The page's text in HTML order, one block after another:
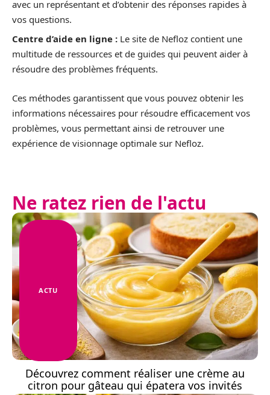
avec un représentant et d’obtenir des réponses rapides à
vos questions.
Centre d’aide en ligne : Le site de Nefloz contient une
multitude de ressources et de guides qui peuvent aider à
résoudre des problèmes fréquents.
Ces méthodes garantissent que vous pouvez obtenir les
informations nécessaires pour résoudre efficacement vos
problèmes, vous permettant ainsi de retrouver une
expérience de visionnage optimale sur Nefloz.
Ne ratez rien de l'actu
ACTU
Découvrez comment réaliser une crème au
citron pour gâteau qui épatera vos invités